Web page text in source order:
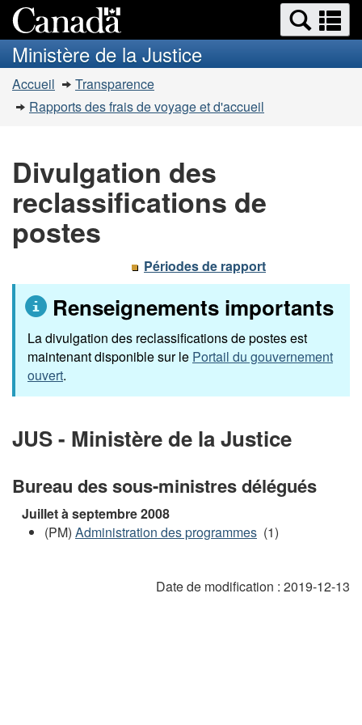
au
contenu
à
la
simplifiée
Recherche
et
menus
et
Ministère de la Justice
Vous
êtes
Accueil
Transparence
Rapports des frais de voyage et d'accueil
Divulgation des
reclassifications de
postes
Périodes de rapport
Renseignements importants
La divulgation des reclassifications de postes est
maintenant disponible sur le Portail du gouvernement
ouvert.
JUS - Ministère de la Justice
Bureau des sous-ministres délégués
Juillet à septembre 2008
(PM) Administration des programmes (1)
Date de modification : 2019-12-13